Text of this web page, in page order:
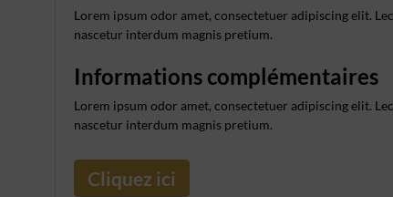
Lorem ipsum odor amet, consectetuer adipiscing elit.
nascetur interdum magnis pretium.
Informations complémentaires
Lorem ipsum odor amet, consectetuer adipiscing elit.
nascetur interdum magnis pretium.
Cliquez ici